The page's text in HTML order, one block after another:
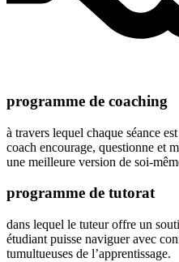
programme de coaching
à travers lequel chaque séance
coach encourage, questionne et
une meilleure version de soi-
programme de tutorat
dans lequel le tuteur offre un
étudiant puisse naviguer avec
tumultueuses de l’apprentissage.